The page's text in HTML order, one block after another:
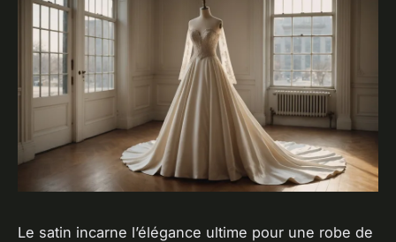
Le satin incarne l’élégance ultime pour une robe de